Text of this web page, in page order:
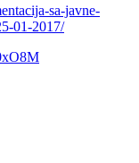
sa-javne-
01-2017/